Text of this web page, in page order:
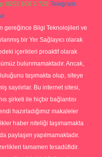
0262 606 0 726 Telegram:
gereğince Bilgi Teknolojileri ve
bir Yer Sağlayıcı olarak
içerikleri proaktif olarak
bulunmamaktadır. Ancak,
taşımakta olup, siteye
sayılırlar. Bu internet sitesi,
şirketi ile hiçbir bağlantısı
hazırladığımız makaleler
haber niteliği taşımamakta
paylaşım yapılmamaktadır.
tamamen tesadüfidir.